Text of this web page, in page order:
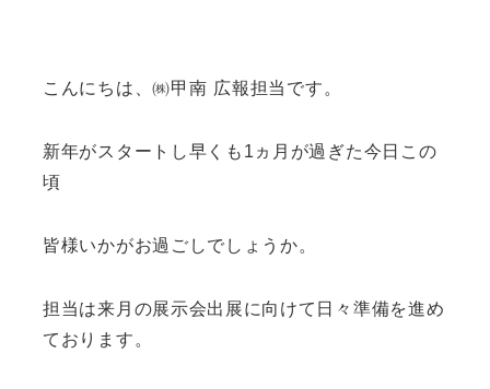
こんにちは、㈱甲南 広報担当です。
新年がスタートし早くも1ヵ月が過ぎた今日この
頃
皆様いかがお過ごしでしょうか。
担当は来月の展示会出展に向けて日々準備を進め
ております。